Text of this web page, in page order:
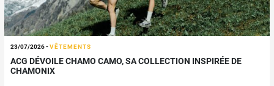
23/07/2026-VÊTEMENTS
ACG DÉVOILE CHAMO CAMO, SA COLLECTION INSPIRÉE DE
CHAMONIX